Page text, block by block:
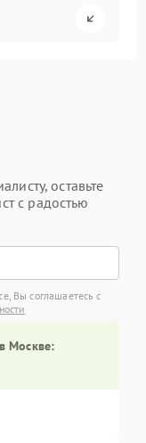
оставьте
с радостью
Вы соглашаетесь с
Москве: